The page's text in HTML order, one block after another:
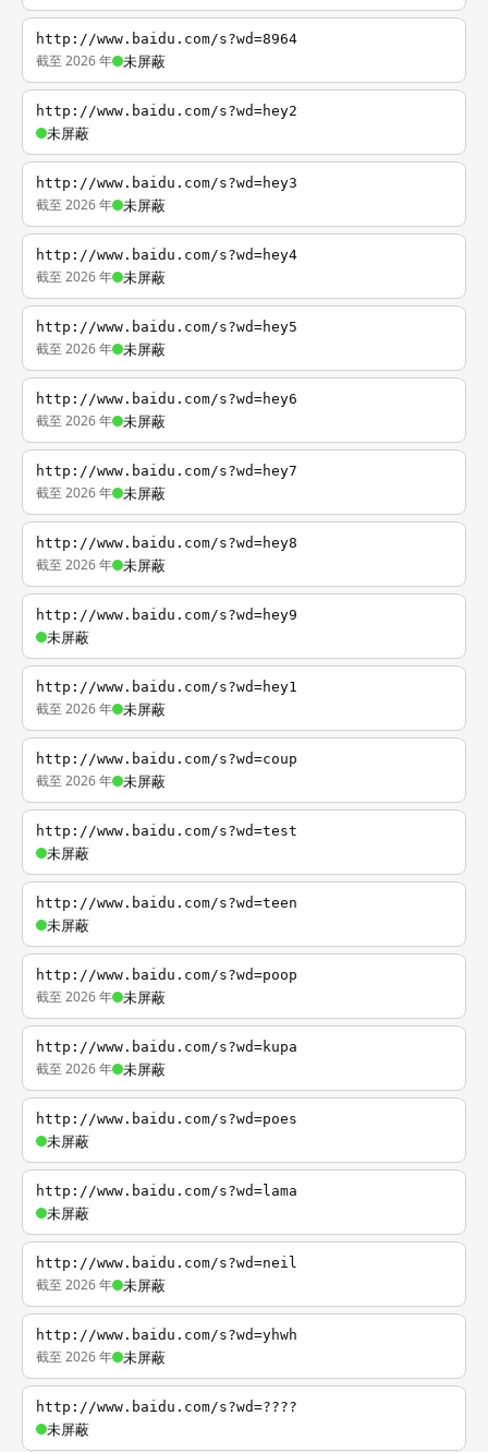
http://www.baidu.com/s?wd=8964
截至 2026 年 未屏蔽
http://www.baidu.com/s?wd=hey2
未屏蔽
http://www.baidu.com/s?wd=hey3
截至 2026 年 未屏蔽
http://www.baidu.com/s?wd=hey4
截至 2026 年 未屏蔽
http://www.baidu.com/s?wd=hey5
截至 2026 年 未屏蔽
http://www.baidu.com/s?wd=hey6
截至 2026 年 未屏蔽
http://www.baidu.com/s?wd=hey7
截至 2026 年 未屏蔽
http://www.baidu.com/s?wd=hey8
截至 2026 年 未屏蔽
http://www.baidu.com/s?wd=hey9
未屏蔽
http://www.baidu.com/s?wd=hey1
截至 2026 年 未屏蔽
http://www.baidu.com/s?wd=coup
截至 2026 年 未屏蔽
http://www.baidu.com/s?wd=test
未屏蔽
http://www.baidu.com/s?wd=teen
未屏蔽
http://www.baidu.com/s?wd=poop
截至 2026 年 未屏蔽
http://www.baidu.com/s?wd=kupa
截至 2026 年 未屏蔽
http://www.baidu.com/s?wd=poes
未屏蔽
http://www.baidu.com/s?wd=lama
未屏蔽
http://www.baidu.com/s?wd=neil
截至 2026 年 未屏蔽
http://www.baidu.com/s?wd=yhwh
截至 2026 年 未屏蔽
http://www.baidu.com/s?wd=????
未屏蔽